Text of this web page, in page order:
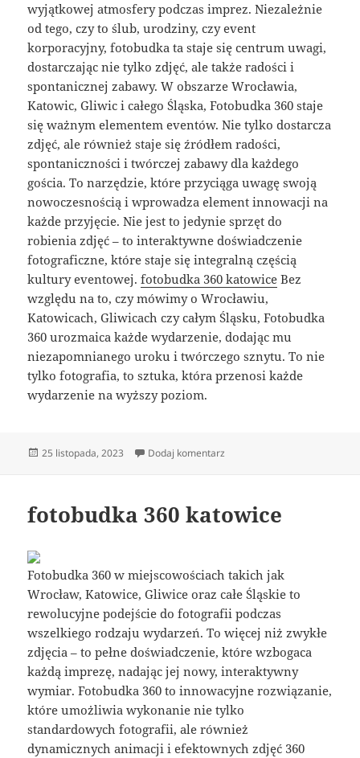
wyjątkowej atmosfery podczas imprez. Niezależnie
od tego, czy to ślub, urodziny, czy event
korporacyjny, fotobudka ta staje się centrum uwagi,
dostarczając nie tylko zdjęć, ale także radości i
spontanicznej zabawy. W obszarze Wrocławia,
Katowic, Gliwic i całego Śląska, Fotobudka 360 staje
się ważnym elementem eventów. Nie tylko dostarcza
zdjęć, ale również staje się źródłem radości,
spontaniczności i twórczej zabawy dla każdego
gościa. To narzędzie, które przyciąga uwagę swoją
nowoczesnością i wprowadza element innowacji na
każde przyjęcie. Nie jest to jedynie sprzęt do
robienia zdjęć – to interaktywne doświadczenie
fotograficzne, które staje się integralną częścią
kultury eventowej.fotobudka 360 katowice Bez
względu na to, czy mówimy o Wrocławiu,
Katowicach, Gliwicach czy całym Śląsku, Fotobudka
360 urozmaica każde wydarzenie, dodając mu
niezapomnianego uroku i twórczego sznytu. To nie
tylko fotografia, to sztuka, która przenosi każde
wydarzenie na wyższy poziom.
Data
25 listopada, 2023 Dodaj komentarz
fotobudka 360 katowice
Fotobudka 360 w miejscowościach takich jak
Wrocław, Katowice, Gliwice oraz całe Śląskie to
rewolucyjne podejście do fotografii podczas
wszelkiego rodzaju wydarzeń. To więcej niż zwykłe
zdjęcia – to pełne doświadczenie, które wzbogaca
każdą imprezę, nadając jej nowy, interaktywny
wymiar. Fotobudka 360 to innowacyjne rozwiązanie,
które umożliwia wykonanie nie tylko
standardowych fotografii, ale również
dynamicznych animacji i efektownych zdjęć 360